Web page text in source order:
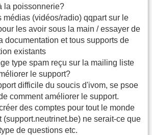
la poissonnerie?
médias (vidéos/radio) qqpart sur le
les avoir sous la main / essayer de
documentation et tous supports de
existants
type spam reçu sur la mailing liste
le support?
difficile du soucis d'ivom, se psoe
comment améliorer le support.
des comptes pour tout le monde
(support.neutrinet.be) ne serait-ce que
de questions etc.